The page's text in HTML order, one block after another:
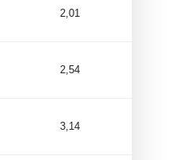
2,01
2,54
3,14